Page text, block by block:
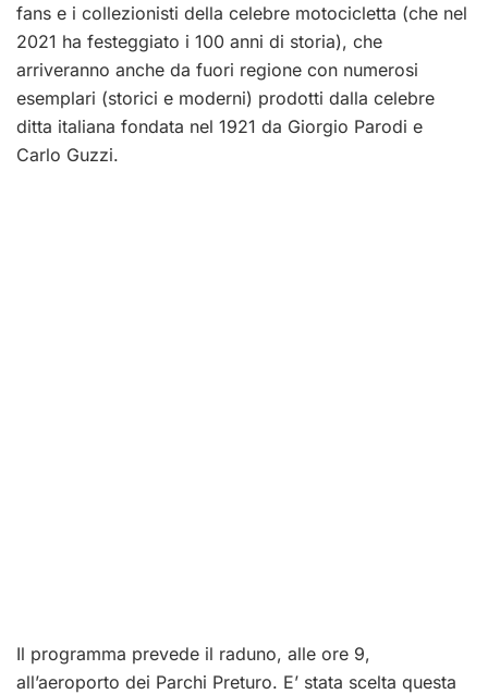
fans e i collezionisti della celebre motocicletta (che nel
2021 ha festeggiato i 100 anni di storia), che
arriveranno anche da fuori regione con numerosi
esemplari (storici e moderni) prodotti dalla celebre
ditta italiana fondata nel 1921 da Giorgio Parodi e
Carlo Guzzi.
Il programma prevede il raduno, alle ore 9,
all’aeroporto dei Parchi Preturo. E’ stata scelta questa